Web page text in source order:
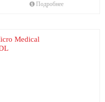
Подробнее